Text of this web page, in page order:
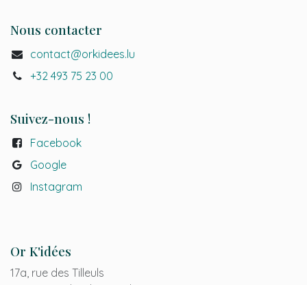
Nous contacter
contact@orkidees.lu
+32 493 75 23 00
Suivez-nous !
Facebook
Google
Instagram
Or K'idées
17a, rue des Tilleuls